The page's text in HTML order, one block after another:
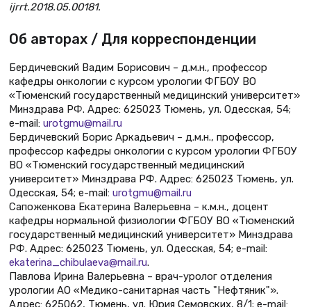
ijrrt.2018.05.00181.
Об авторах / Для корреспонденции
Бердичевский Вадим Борисович – д.м.н., профессор
кафедры онкологии с курсом урологии ФГБОУ ВО
«Тюменский государственный медицинский университет»
Минздрава РФ. Адрес: 625023 Тюмень, ул. Одесская, 54;
e-mail: urotgmu@mail.ru
Бердичевский Борис Аркадьевич – д.м.н., профессор,
профессор кафедры онкологии с курсом урологии ФГБОУ
ВО «Тюменский государственный медицинский
университет» Минздрава РФ. Адрес: 625023 Тюмень, ул.
Одесская, 54; e-mail: urotgmu@mail.ru
Сапоженкова Екатерина Валерьевна – к.м.н., доцент
кафедры нормальной физиологии ФГБОУ ВО «Тюменский
государственный медицинский университет» Минздрава
РФ. Адрес: 625023 Тюмень, ул. Одесская, 54; e-mail:
ekaterina_chibulaeva@mail.ru.
Павлова Ирина Валерьевна – врач-уролог отделения
урологии АО «Медико-санитарная часть "Нефтяник"».
Адрес: 625062, Тюмень, ул. Юрия Семовских, 8/1; e-mail: